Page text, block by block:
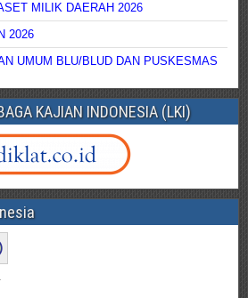
MILIK DAERAH 2026
2026
UMUM BLU/BLUD DAN PUSKESMAS
KAJIAN INDONESIA (LKI)